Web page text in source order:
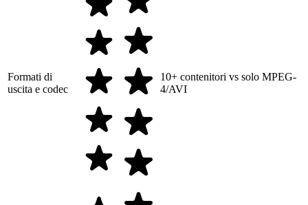
Formati di
uscita e codec
10+ contenitori vs solo MPEG-
4/AVI